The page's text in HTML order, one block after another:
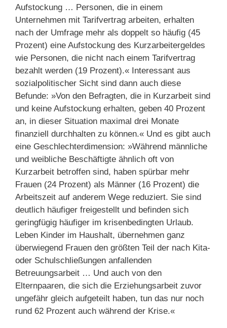
Aufstockung … Personen, die in einem
Unternehmen mit Tarifvertrag arbeiten, erhalten
nach der Umfrage mehr als doppelt so häufig (45
Prozent) eine Aufstockung des Kurzarbeitergeldes
wie Personen, die nicht nach einem Tarifvertrag
bezahlt werden (19 Prozent).« Interessant aus
sozialpolitischer Sicht sind dann auch diese
Befunde: »Von den Befragten, die in Kurzarbeit sind
und keine Aufstockung erhalten, geben 40 Prozent
an, in dieser Situation maximal drei Monate
finanziell durchhalten zu können.« Und es gibt auch
eine Geschlechterdimension: »Während männliche
und weibliche Beschäftigte ähnlich oft von
Kurzarbeit betroffen sind, haben spürbar mehr
Frauen (24 Prozent) als Männer (16 Prozent) die
Arbeitszeit auf anderem Wege reduziert. Sie sind
deutlich häufiger freigestellt und befinden sich
geringfügig häufiger im krisenbedingten Urlaub.
Leben Kinder im Haushalt, übernehmen ganz
überwiegend Frauen den größten Teil der nach Kita-
oder Schulschließungen anfallenden
Betreuungsarbeit … Und auch von den
Elternpaaren, die sich die Erziehungsarbeit zuvor
ungefähr gleich aufgeteilt haben, tun das nur noch
rund 62 Prozent auch während der Krise.«